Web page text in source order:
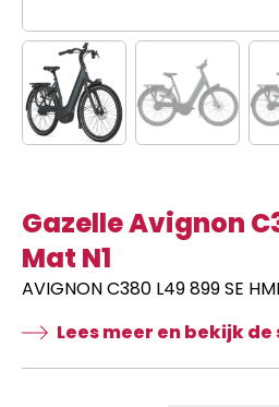
Gazelle Avignon
Mat N1
AVIGNON C380 L49 899 SE
Lees meer en bekijk